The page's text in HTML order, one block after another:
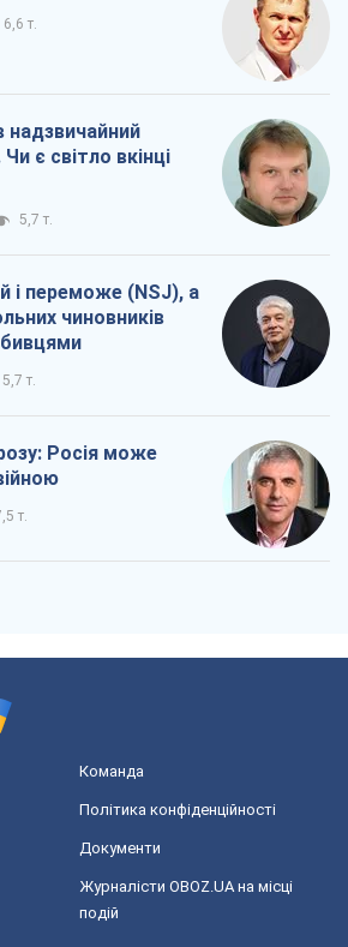
6,6 т.
надзвичайний
є світло вкінці
5,7 т.
і переможе (NSJ), а
чиновників
5,7 т.
Росія може
т.
Команда
Політика конфіденційності
Документи
Журналісти OBOZ.UA на місці
подій